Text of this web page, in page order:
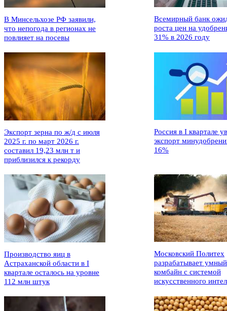
В Минсельхозе РФ заявили,
что непогода в регионах не
повлияет на посевы
Всемирный банк
роста цен на
31% в 2026 году
Экспорт зерна по ж/д с июля
2025 г. по март 2026 г.
составил 19,23 млн т и
приблизился к рекорду
Россия в I квартале
экспорт
16%
Производство яиц в
Астраханской области в I
квартале осталось на уровне
112 млн штук
Московский Политех
разрабатывает умный
комбайн с системой
искусственного